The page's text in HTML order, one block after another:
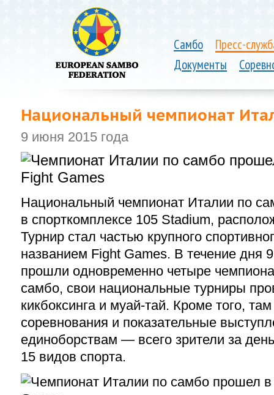
Самбо
Пресс-
Документы
Национальный чемпионат
9 июня 2015 года
Национальный чемпионат Италии по
в спорткомплексе 105 Stadium,
Турнир стал частью крупного
названием Fight Games. В течение дня
прошли одновременно четыре
самбо, свои национальные турниры
кикбоксинга и муай-тай. Кроме того,
соревнования и показательные
единоборствам — всего зрители за
15 видов спорта.